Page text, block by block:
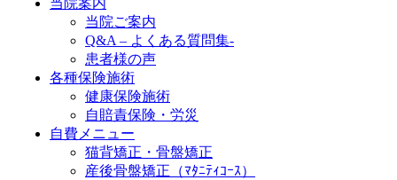
当院ご案内
Q&A – よくある質問集-
患者様の声
各種保険施術
健康保険施術
自賠責保険・労災
自費メニュー
猫背矯正・骨盤矯正
産後骨盤矯正（ﾏﾀﾆﾃｨｺｰｽ）